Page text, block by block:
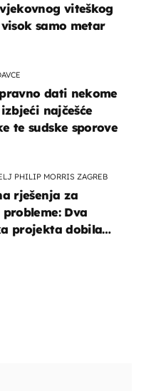
viteškog
samo metar
dati nekome
najčešće
te sudske sporove
PHILIP MORRIS ZAGREB
rješenja za
Dva
projekta dobila